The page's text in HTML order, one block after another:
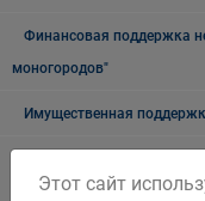
Финансовая поддержка
моногородов"
Имущественная
предпринимательства в
Этот сайт